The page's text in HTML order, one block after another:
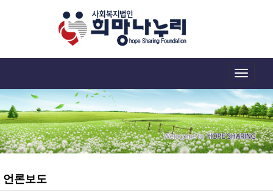
Toggle
navigation
언론보도